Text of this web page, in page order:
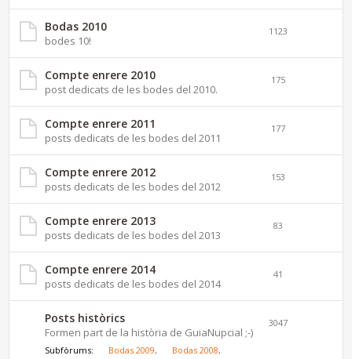
Bodas 2010
bodes 10!
1123
Compte enrere 2010
post dedicats de les bodes del 2010.
175
Compte enrere 2011
posts dedicats de les bodes del 2011
177
Compte enrere 2012
posts dedicats de les bodes del 2012
153
Compte enrere 2013
posts dedicats de les bodes del 2013
83
Compte enrere 2014
posts dedicats de les bodes del 2014
41
Posts històrics
Formen part de la història de GuiaNupcial ;-)
Subfòrums: Bodas 2009, Bodas 2008,
3047